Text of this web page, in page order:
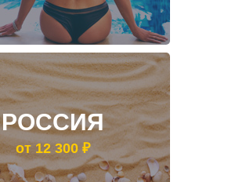
РОССИЯ
от 12 300 ₽